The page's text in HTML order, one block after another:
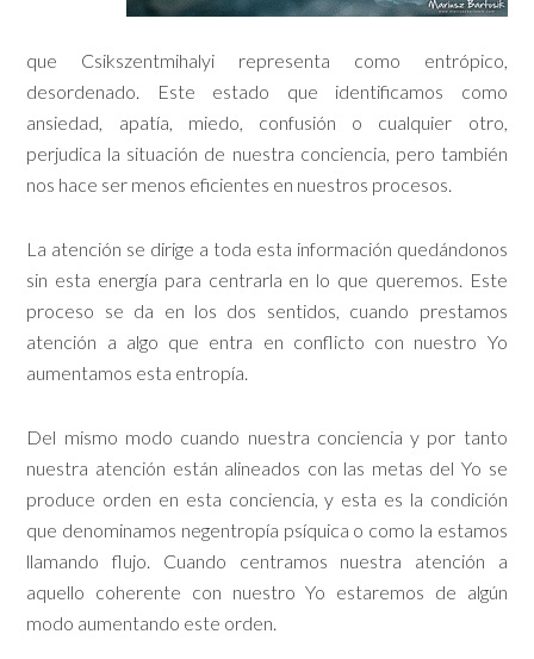
que Csikszentmihalyi representa como entrópico,
desordenado. Este estado que identificamos como
ansiedad, apatía, miedo, confusión o cualquier otro,
perjudica la situación de nuestra conciencia, pero también
nos hace ser menos eficientes en nuestros procesos.
La atención se dirige a toda esta información quedándonos
sin esta energía para centrarla en lo que queremos. Este
proceso se da en los dos sentidos, cuando prestamos
atención a algo que entra en conflicto con nuestro Yo
aumentamos esta entropía.
Del mismo modo cuando nuestra conciencia y por tanto
nuestra atención están alineados con las metas del Yo se
produce orden en esta conciencia, y esta es la condición
que denominamos negentropía psíquica o como la estamos
llamando flujo. Cuando centramos nuestra atención a
aquello coherente con nuestro Yo estaremos de algún
modo aumentando este orden.